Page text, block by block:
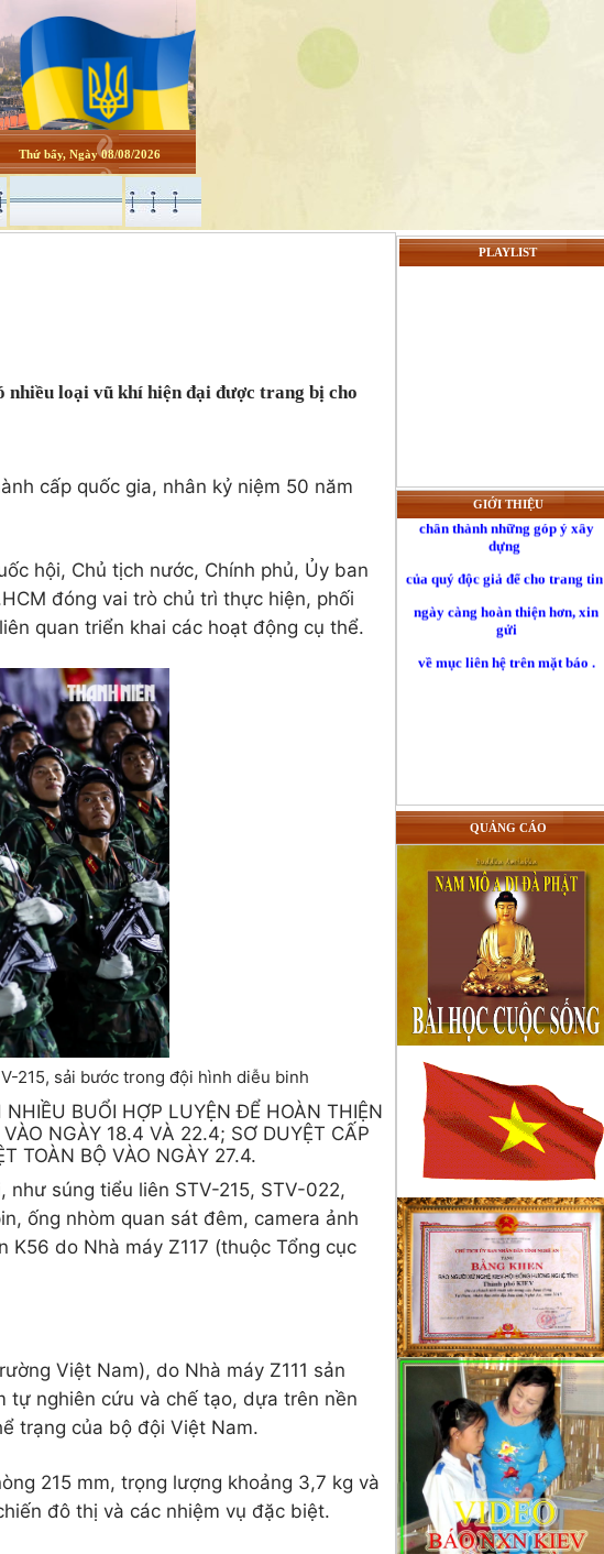
Thứ bẩy, Ngày 08/08/2026
nhiều loại vũ khí hiện đại được trang bị cho
cấp quốc gia, nhân kỷ niệm 50 năm
hội, Chủ tịch nước, Chính phủ, Ủy ban
đóng vai trò chủ trì thực hiện, phối
quan triển khai các hoạt động cụ thể.
215, sải bước trong đội hình diễu binh
BUỔI HỢP LUYỆN ĐỂ HOÀN THIỆN
NGÀY 18.4 VÀ 22.4; SƠ DUYỆT CẤP
TOÀN BỘ VÀO NGÀY 27.4.
súng tiểu liên STV-215, STV-022,
ống nhòm quan sát đêm, camera ảnh
do Nhà máy Z117 (thuộc Tổng cục
Việt Nam), do Nhà máy Z111 sản
tự nghiên cứu và chế tạo, dựa trên nền
trạng của bộ đội Việt Nam.
215 mm, trọng lượng khoảng 3,7 kg và
đô thị và các nhiệm vụ đặc biệt.
PLAYLIST
GIỚI THIỆU
và toàn Ucraina, đồng thời lấy
tin
chân thành những góp ý xây
dựng
của quý độc giả để cho trang
ngày càng hoàn thiện hơn, xin
về mục liên hệ trên mặt báo .
QUẢNG CÁO